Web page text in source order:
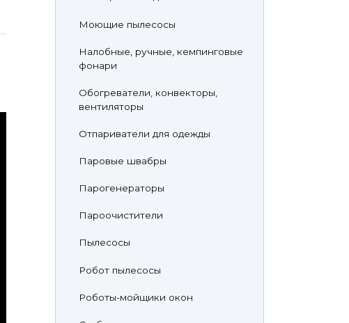
Моющие пылесосы
Налобные, ручные, кемпинговые
фонари
Обогреватели, конвекторы,
вентиляторы
Отпариватели для одежды
Паровые швабры
Парогенераторы
Пароочистители
Пылесосы
Робот пылесосы
Роботы-мойщики окон